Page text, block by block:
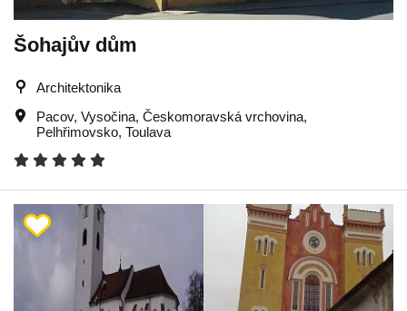
Šohajův dům
Architektonika
Pacov, Vysočina, Českomoravská vrchovina,
Pelhřimovsko, Toulava